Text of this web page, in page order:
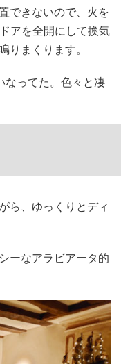
できないので、火を
アを全開にして換気
りまくります。
なってた。色々と凄
ら、ゆっくりとディ
ーなアラビアータ的